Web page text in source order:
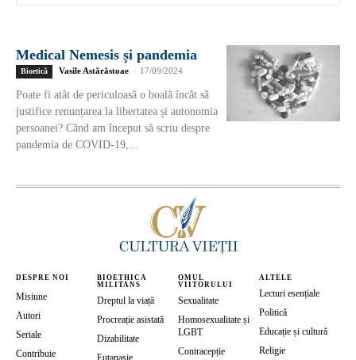
Medical Nemesis și pandemia
Bioetică Vasile Astărăstoae - 17/09/2024
Poate fi atât de periculoasă o boală încât să
justifice renunțarea la libertatea și autonomia
persoanei? Când am început să scriu despre
pandemia de COVID-19,...
DESPRE NOI
Misiune
Autori
Seriale
Contribuie
BIOETHICA
MILITANS
Dreptul la viață
Procreație asistată
Dizabilitate
Eutanasie
OMUL
VIITORULUI
Sexualitate
Homosexualitate și
LGBT
Contracepție
ALTELE
Lecturi esențiale
Politică
Educație și cultură
Religie